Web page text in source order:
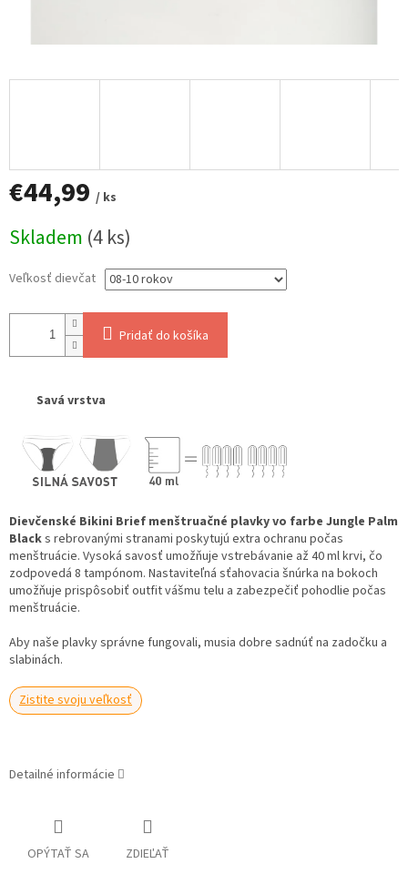
€44,99 / ks
cena:
Skladem (4 ks)
Veľkosť dievčat
Pridať do košíka
Savá vrstva
Dievčenské Bikini Brief menštruačné plavky vo farbe Jungle Palm
Blacks rebrovanými stranami poskytujú extra ochranu počas
menštruácie. Vysoká savosť umožňuje vstrebávanie až 40 ml krvi, čo
zodpovedá 8 tampónom. Nastaviteľná sťahovacia šnúrka na bokoch
umožňuje prispôsobiť outfit vášmu telu a zabezpečiť pohodlie počas
menštruácie.
Aby naše plavky správne fungovali, musia dobre sadnúť na zadočku a
slabinách.
Zistite svoju veľkosť
Detailné informácie
OPÝTAŤ SA ZDIEĽAŤ